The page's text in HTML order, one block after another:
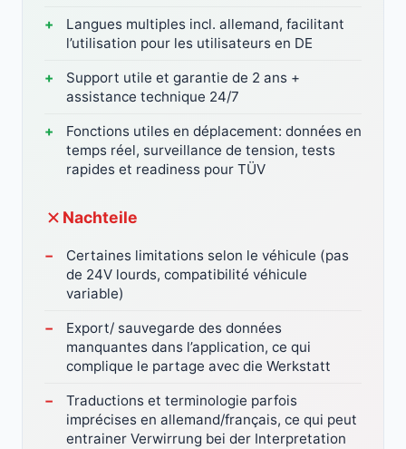
Langues multiples incl. allemand, facilitant
l’utilisation pour les utilisateurs en DE
Support utile et garantie de 2 ans +
assistance technique 24/7
Fonctions utiles en déplacement: données en
temps réel, surveillance de tension, tests
rapides et readiness pour TÜV
Nachteile
Certaines limitations selon le véhicule (pas
de 24V lourds, compatibilité véhicule
variable)
Export/ sauvegarde des données
manquantes dans l’application, ce qui
complique le partage avec die Werkstatt
Traductions et terminologie parfois
imprécises en allemand/français, ce qui peut
entrainer Verwirrung bei der Interpretation